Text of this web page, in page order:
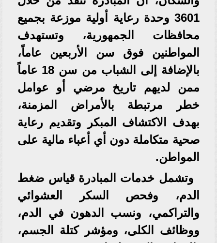
3601 وحدة رعاية أولية موزعة بجميع
محافظات الجمهورية، وتستهدف
المواطنين فوق سن الأربعين عاماً،
بالإضافة إلى الشباب من سن 18 عاماً
ممن لديهم تاريخ مرضي أو عوامل
خطر مرتبطة بالأمراض المزمنة،
بهدف الاكتشاف المبكر وتقديم رعاية
صحية متكاملة دون أي أعباء مالية على
المواطن.
وتشمل خدمات المبادرة قياس ضغط
الدم، وفحص السكر العشوائي
والتراكمي، ونسب الدهون في الدم،
ووظائف الكلى، ومؤشر كتلة الجسم،